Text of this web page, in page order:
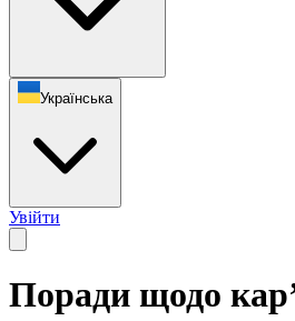
Українська
Увійти
Поради щодо